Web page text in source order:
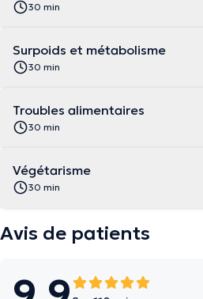
30 min
Surpoids et métabolisme
30 min
Troubles alimentaires
30 min
Végétarisme
30 min
Avis de patients